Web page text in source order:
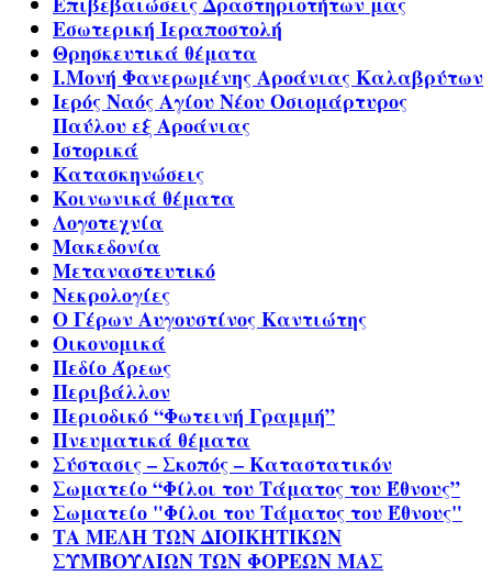
Εσωτερική Ιεραποστολή
Θρησκευτικά θέματα
Ι.Μονή Φανερωμένης Αροάνιας Καλαβρύτων
Ιερός Ναός Αγίου Νέου Οσιομάρτυρος
Παύλου εξ Αροάνιας
Ιστορικά
Κατασκηνώσεις
Κοινωνικά θέματα
Λογοτεχνία
Μακεδονία
Μεταναστευτικό
Νεκρολογίες
Ο Γέρων Αυγουστίνος Καντιώτης
Οικονομικά
Πεδίο Άρεως
Περιβάλλον
Περιοδικό “Φωτεινή Γραμμή”
Πνευματικά θέματα
Σύστασις – Σκοπός – Καταστατικόν
Σωματείο “Φίλοι του Τάματος του Έθνους”
Σωματείο "Φίλοι του Τάματος του Έθνους"
ΤΑ ΜΕΛΗ ΤΩΝ ΔΙΟΙΚΗΤΙΚΩΝ
ΣΥΜΒΟΥΛΙΩΝ ΤΩΝ ΦΟΡΕΩΝ ΜΑΣ